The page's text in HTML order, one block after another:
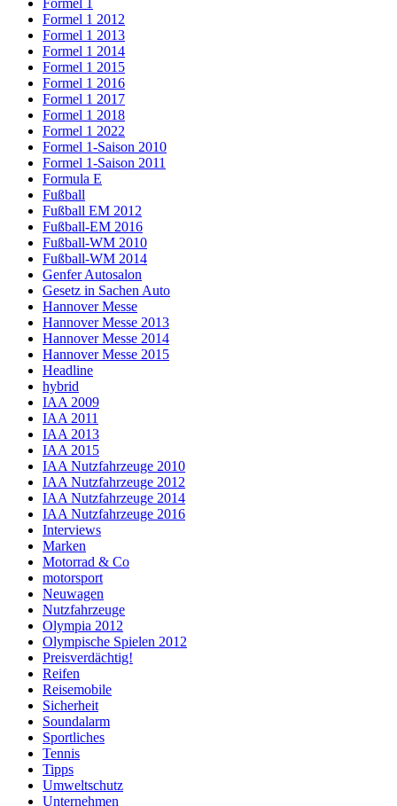
Formel 1 2012
Formel 1 2013
Formel 1 2014
Formel 1 2015
Formel 1 2016
Formel 1 2017
Formel 1 2018
Formel 1 2022
Formel 1-Saison 2010
Formel 1-Saison 2011
Formula E
Fußball
Fußball EM 2012
Fußball-EM 2016
Fußball-WM 2010
Fußball-WM 2014
Genfer Autosalon
Gesetz in Sachen Auto
Hannover Messe
Hannover Messe 2013
Hannover Messe 2014
Hannover Messe 2015
Headline
hybrid
IAA 2009
IAA 2011
IAA 2013
IAA 2015
IAA Nutzfahrzeuge 2010
IAA Nutzfahrzeuge 2012
IAA Nutzfahrzeuge 2014
IAA Nutzfahrzeuge 2016
Interviews
Marken
Motorrad & Co
motorsport
Neuwagen
Nutzfahrzeuge
Olympia 2012
Olympische Spielen 2012
Preisverdächtig!
Reifen
Reisemobile
Sicherheit
Soundalarm
Sportliches
Tennis
Tipps
Umweltschutz
Unternehmen